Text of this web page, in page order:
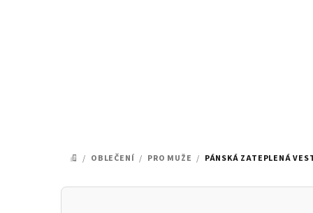
DOMŮ
/ OBLEČENÍ / PRO MUŽE / PÁNSKÁ ZATEPLENÁ
P